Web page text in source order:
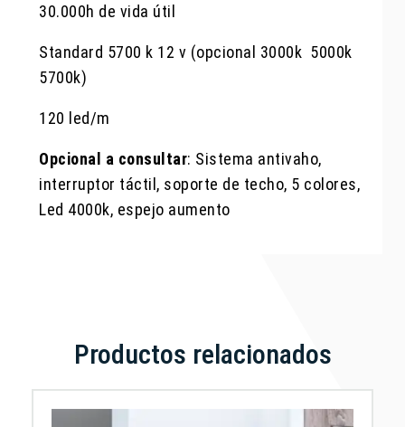
30.000h de vida útil
Standard 5700 k 12 v (opcional 3000k 5000k
5700k)
120 led/m
Opcional a consultar: Sistema antivaho,
interruptor táctil, soporte de techo, 5 colores,
Led 4000k, espejo aumento
Productos relacionados